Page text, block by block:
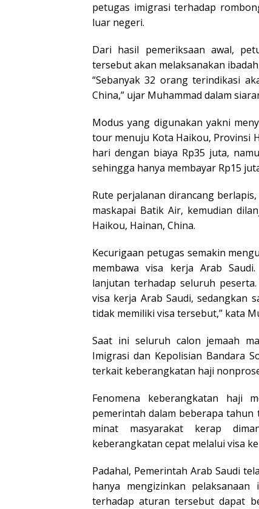
petugas imigrasi terhadap
luar negeri.
Dari hasil pemeriksaan awal,
tersebut akan melaksanakan
“Sebanyak 32 orang terindikasi
China,” ujar Muhammad dalam
Modus yang digunakan yakni
tour menuju Kota Haikou, Provinsi
hari dengan biaya Rp35 juta,
sehingga hanya membayar Rp15
Rute perjalanan dirancang
maskapai Batik Air, kemudian
Haikou, Hainan, China.
Kecurigaan petugas semakin
membawa visa kerja Arab
lanjutan terhadap seluruh
visa kerja Arab Saudi, sedangkan
tidak memiliki visa tersebut,” kata
Saat ini seluruh calon jemaah
Imigrasi dan Kepolisian Bandara
terkait keberangkatan haji
Fenomena keberangkatan haji
pemerintah dalam beberapa
minat masyarakat kerap
keberangkatan cepat melalui visa
Padahal, Pemerintah Arab Saudi
hanya mengizinkan
terhadap aturan tersebut dapat